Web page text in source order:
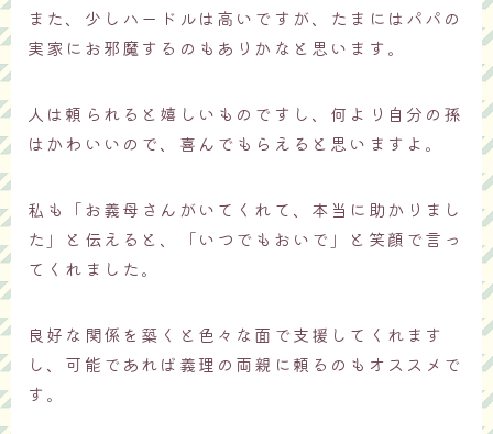
また、少しハードルは高いですが、たまにはパパの
実家にお邪魔するのもありかなと思います。
人は頼られると嬉しいものですし、何より自分の孫
はかわいいので、喜んでもらえると思いますよ。
私も「お義母さんがいてくれて、本当に助かりまし
た」と伝えると、「いつでもおいで」と笑顔で言っ
てくれました。
良好な関係を築くと色々な面で支援してくれます
し、可能であれば義理の両親に頼るのもオススメで
す。